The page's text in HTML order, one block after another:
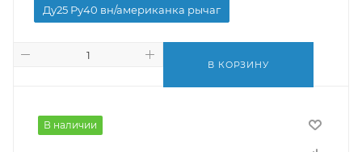
Ду25 Ру40 вн/американка рычаг
В КОРЗИНУ
В наличии